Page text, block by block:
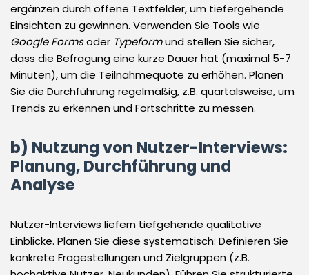
ergänzen durch offene Textfelder, um tiefergehende
Einsichten zu gewinnen. Verwenden Sie Tools wie
Google Formsoder Typeformund stellen Sie sicher,
dass die Befragung eine kurze Dauer hat (maximal 5-7
Minuten), um die Teilnahmequote zu erhöhen. Planen
Sie die Durchführung regelmäßig, z.B. quartalsweise, um
Trends zu erkennen und Fortschritte zu messen.
b) Nutzung von Nutzer-Interviews:
Planung, Durchführung und
Analyse
Nutzer-Interviews liefern tiefgehende qualitative
Einblicke. Planen Sie diese systematisch: Definieren Sie
konkrete Fragestellungen und Zielgruppen (z.B.